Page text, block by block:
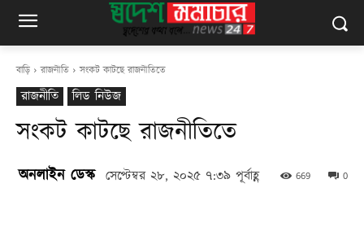
বাড়ি রাজনীতি সংকট কাটছে রাজনীতিতে
রাজনীতি লিড নিউজ
সংকট কাটছে রাজনীতিতে
অনলাইন ডেস্ক সেপ্টেম্বর ২৮, ২০২৫ ৭:৩৯ পূর্বাহ্ণ 0
669